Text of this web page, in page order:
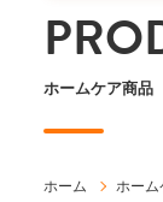
ホームケア商品
ホーム ホーム